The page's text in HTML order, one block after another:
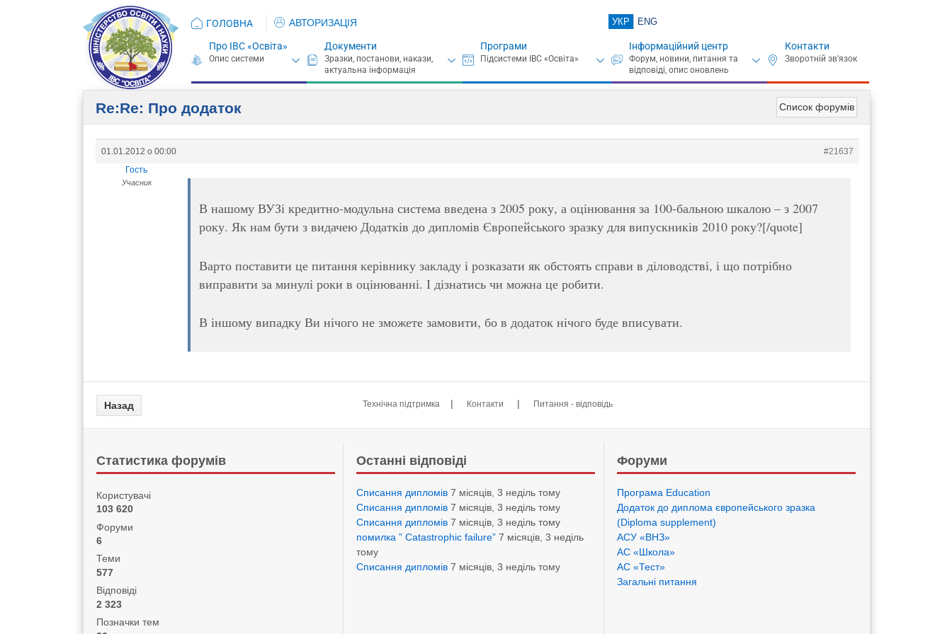
ГОЛОВНА АВТОРИЗАЦІЯ УКР ENG
Про ІВС «Освіта» Документи Програми Інформаційний центр Контакти
Список форумів
Re:Re: Про додаток
01.01.2012 о 00:00
#21637
Гость
Учасник
В нашому ВУЗі кредитно-модульна система введена з 2005 року, а оцінювання за 100-бальною шкалою – з 2007
року. Як нам бути з видачею Додатків до дипломів Європейського зразку для випускників 2010 року?[/quote]
Варто поставити це питання керівнику закладу і розказати як обстоять справи в діловодстві, і що потрібно
виправити за минулі роки в оцінюванні. І дізнатись чи можна це робити.
В іншому випадку Ви нічого не зможете замовити, бо в додаток нічого буде вписувати.
Технічна підтримка | Контакти | Питання - відповідь
Статистика форумів
Користувачі
103 620
Форуми
6
Теми
577
Відповіді
2 323
Позначки тем
Останні відповіді
Списання дипломів 7 місяців, 3 неділь тому
Списання дипломів 7 місяців, 3 неділь тому
Списання дипломів 7 місяців, 3 неділь тому
помилка ” Catastrophic failure” 7 місяців, 3 неділь
тому
Списання дипломів 7 місяців, 3 неділь тому
Форуми
Програма Eduсation
Додаток до диплома європейського зразка
(Diploma supplement)
АСУ «ВНЗ»
АС «Школа»
АС «Тест»
Загальні питання